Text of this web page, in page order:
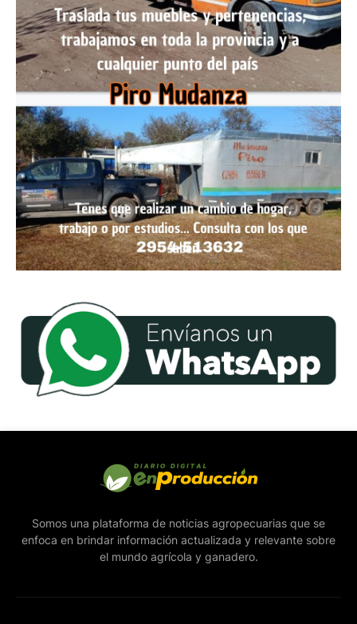
Somos una plataforma de noticias agropecuarias que se
enfoca en brindar información actualizada y relevante sobre
el mundo agrícola y ganadero.